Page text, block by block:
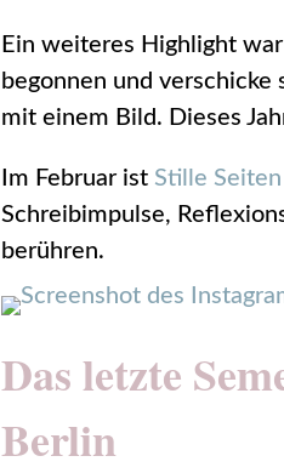
Ein weiteres Highlight
begonnen und
mit einem Bild. Dieses
Im Februar ist Stille
Schreibimpulse,
berühren.
Das letzte
Berlin